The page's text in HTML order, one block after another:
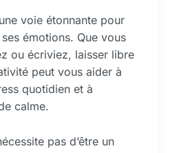
voie étonnante pour
émotions. Que vous
ou écriviez, laisser libre
peut vous aider à
quotidien et à
calme.
pas d’être un